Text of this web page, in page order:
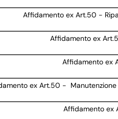
Affidamento ex Art.50 -
Affidamento ex
Affidamento ex
ex Art.50 - Manutenzione
Affidamento ex